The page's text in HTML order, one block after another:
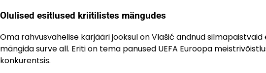
Olulised esitlused kriitilistes mängudes
Oma rahvusvahelise karjääri jooksul on Vlašić andnud
mängida surve all. Eriti on tema panused UEFA Euroopa
konkurentsis.